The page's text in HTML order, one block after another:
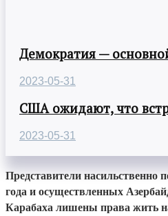
Демократия —
2023-05-31
США ожидают, что
2023-05-31
Представители насильственно
года и осуществленных
Карабаха лишены права жить